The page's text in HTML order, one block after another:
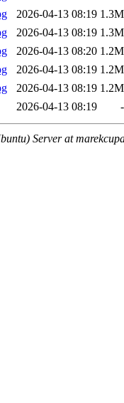
2026-04-13 08:19 1.3M
2026-04-13 08:19 1.3M
2026-04-13 08:20 1.2M
2026-04-13 08:19 1.2M
2026-04-13 08:19 1.2M
2026-04-13 08:19 -
Server at